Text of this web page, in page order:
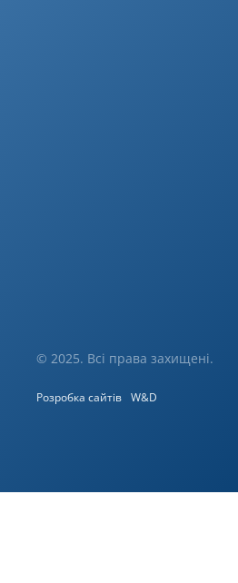
© 2025. Всі права захищені.
Розробка сайтів W&D